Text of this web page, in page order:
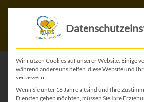
Wir nutzen Cookies auf unserer Website. Einige
während andere uns helfen, diese Website und
verbessern.
Wenn Sie unter 16 Jahre alt sind und Ihre
Diensten geben möchten, müssen Sie Ihre